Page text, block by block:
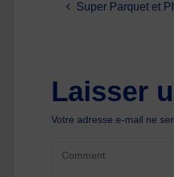
Super Parquet et
Laisser
Votre adresse e-mail ne